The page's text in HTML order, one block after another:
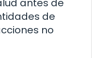
antes de
de
no